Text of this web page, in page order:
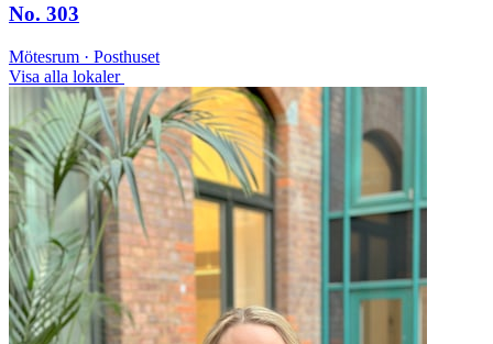
No. 303
Mötesrum · Posthuset
Visa alla lokaler